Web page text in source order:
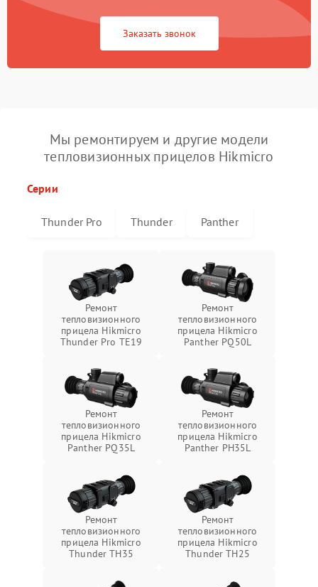
Заказать звонок
Мы ремонтируем и другие модели
тепловизионных прицелов Hikmicro
Серии
Thunder Pro Thunder Panther
Ремонт
тепловизионного
прицела Hikmicro
Thunder Pro TE19
Ремонт
тепловизионного
прицела Hikmicro
Panther PQ50L
Ремонт
тепловизионного
прицела Hikmicro
Panther PQ35L
Ремонт
тепловизионного
прицела Hikmicro
Panther PH35L
Ремонт
тепловизионного
прицела Hikmicro
Thunder TH35
Ремонт
тепловизионного
прицела Hikmicro
Thunder TH25